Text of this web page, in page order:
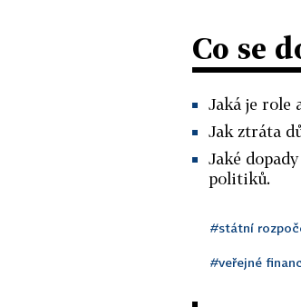
Co se
Jaká je role
Jak ztráta
Jaké
politiků.
#státní
#veřejné